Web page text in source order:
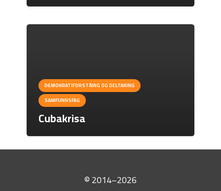
DEMOKRATIFORSTÅING OG DELTAKING
SAMFUNNSFAG
Cubakrisa
© 2014–2026